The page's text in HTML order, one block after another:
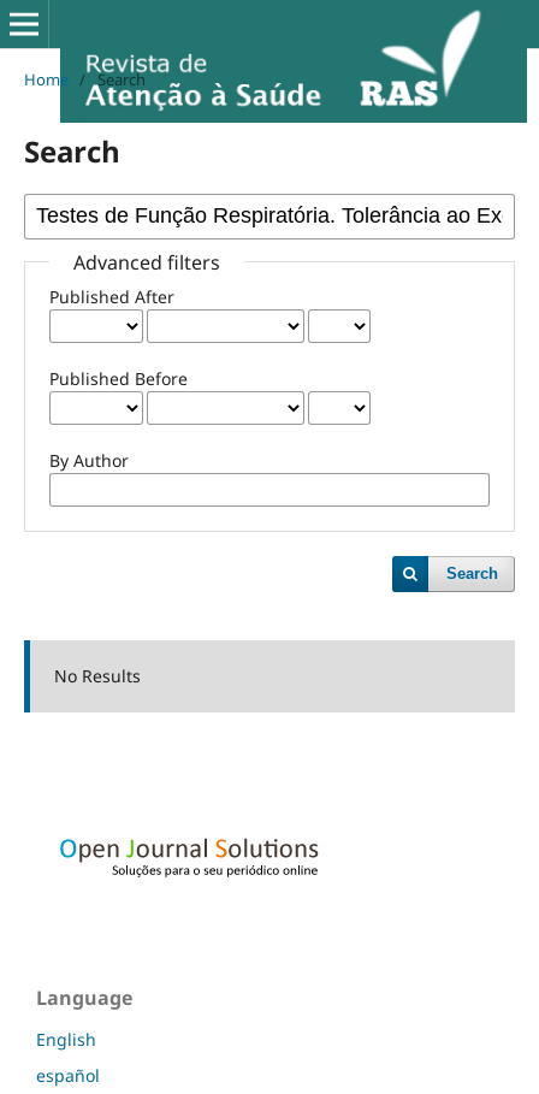
Home / Search
Search
Advanced filters
Published After
Published Before
By Author
Search
No Results
Language
English
español